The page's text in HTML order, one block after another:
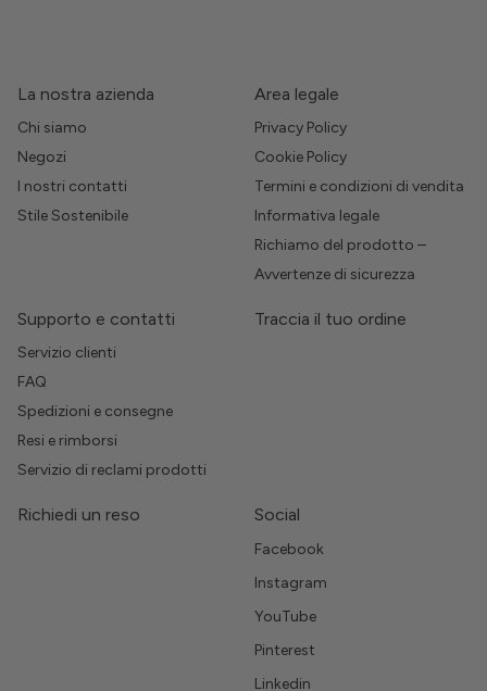
La nostra azienda
Chi siamo
Negozi
I nostri contatti
Stile Sostenibile
Area legale
Privacy Policy
Cookie Policy
Termini e condizioni di vendita
Informativa legale
Richiamo del prodotto –
Avvertenze di sicurezza
Supporto e contatti
Servizio clienti
FAQ
Spedizioni e consegne
Resi e rimborsi
Servizio di reclami prodotti
Traccia il tuo ordine
Richiedi un reso Social
Facebook
Instagram
YouTube
Pinterest
Linkedin